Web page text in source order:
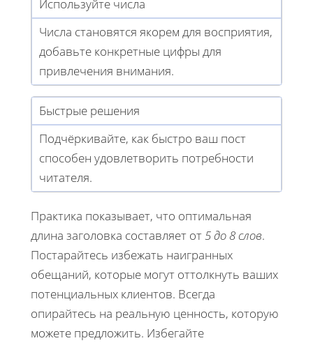
Используйте числа
Числа становятся якорем для восприятия,
добавьте конкретные цифры для
привлечения внимания.
Быстрые решения
Подчёркивайте, как быстро ваш пост
способен удовлетворить потребности
читателя.
Практика показывает, что оптимальная
длина заголовка составляет от5 до 8 слов.
Постарайтесь избежать наигранных
обещаний, которые могут оттолкнуть ваших
потенциальных клиентов. Всегда
опирайтесь на реальную ценность, которую
можете предложить. Избегайте